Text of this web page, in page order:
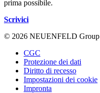
prima possibile.
Scrivici
© 2026 NEUENFELD Group
CGC
Protezione dei dati
Diritto di recesso
Impostazioni dei cookie
Impronta